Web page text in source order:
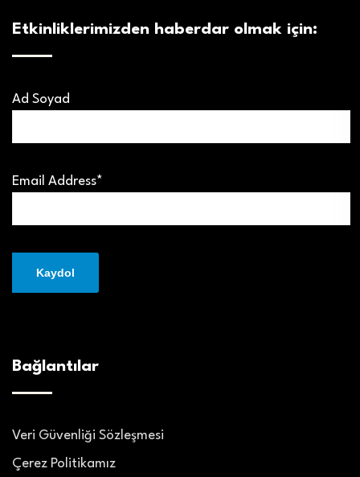
Etkinliklerimizden haberdar olmak için:
Ad Soyad
Email Address*
Bağlantılar
Veri Güvenliği Sözleşmesi
Çerez Politikamız